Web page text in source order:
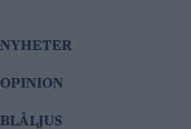
NYHETER
OPINION
BLÅLJUS